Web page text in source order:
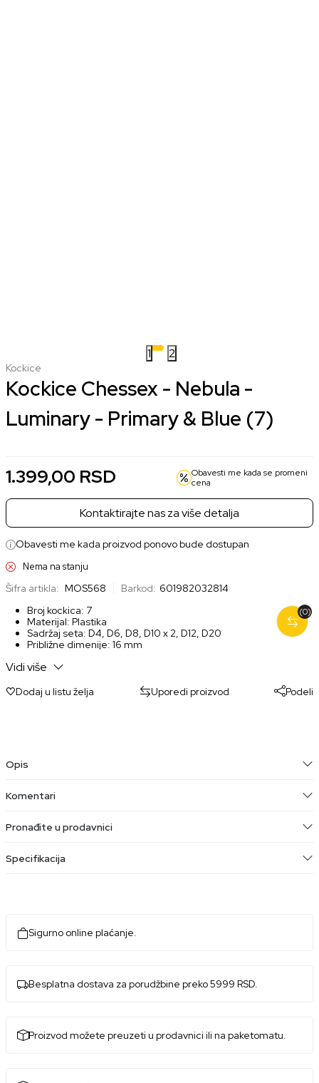
1 2
Kockice
Kockice Chessex - Nebula -
Luminary - Primary & Blue (7)
1.399,00 RSD
Obavesti me kada se promeni
cena
Kontaktirajte nas za više detalja
Obavesti me kada proizvod ponovo bude dostupan
Nema na stanju
Šifra artikla: MOS568 Barkod: 601982032814
Broj kockica: 7
Materijal: Plastika
Sadržaj seta: D4, D6, D8, D10 x 2, D12, D20
Približne dimenije: 16 mm
Uzrast: 3+
Vidi više
Dodaj u listu želja Uporedi proizvod Podeli
(0)
Opis
Komentari
Pronađite u prodavnici
Specifikacija
Sigurno online plaćanje.
Besplatna dostava za porudžbine preko 5999 RSD.
Proizvod možete preuzeti u prodavnici ili na paketomatu.